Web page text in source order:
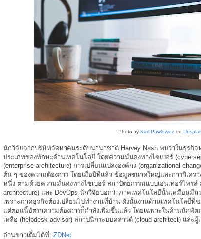
Photo by Karl Pawlowicz on
นักวิจัยจากบริษัทจัดหาคนระดับนานาชาติ Harvey Nash พบว่าในธุรกิ
ประเภทของทักษะด้านเทคโนโลยี โดยความมั่นคงทางไซเบอร์
(enterprise architecture) การเปลี่ยนแปลงองค์กร (organizational
ต้น ๆ ของความต้องการ โดยเมื่อปีที่แล้ว ข้อมูลขนาดใหญ่และการวิเคร
หนึ่ง ตามด้วยความมั่นคงทางไซเบอร์ สถาปัตยกรรมแบบเอนเทอร์ไพรส์
architecture) และ DevOps นักวิจัยบอกว่าภาคเทคโนโลยีนั้นเหมือนมี
เพราะภาคธุรกิจต้องเปลี่ยนไปทำงานที่บ้าน ดังนั้นงานด้านเทคโนโลยีที่
แต่ตอนนี้อัตราความต้องการก็กำลังเพิ่มขึ้นแล้ว โดยเฉพาะในด้านนักพั
เหลือ (helpdesk advisor) สถาปนิกระบบคลาวด์ (cloud architect) และ
อ่านข่าวเต็มได้ที่: ZDNet